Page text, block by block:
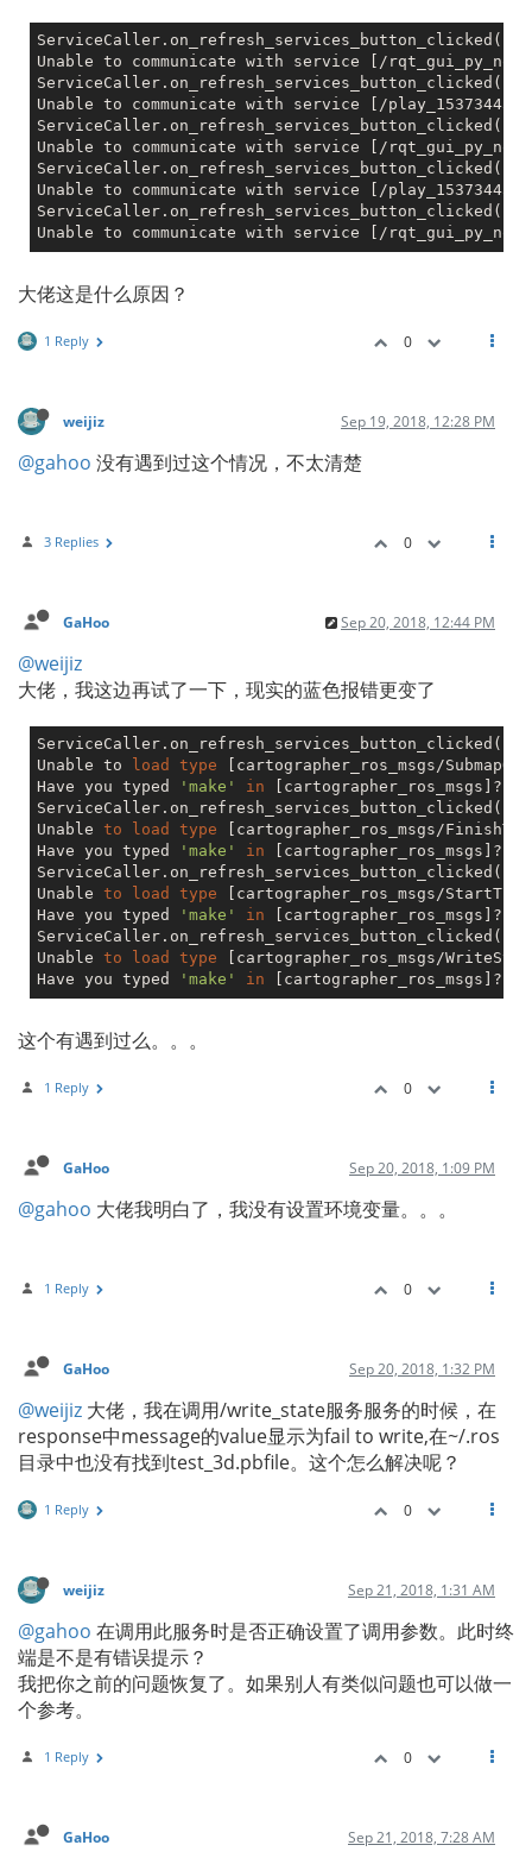
Unable to communicate with service [/
Unable to communicate with service [/
Unable to communicate with service [/
Unable to communicate with service [/
Unable to communicate with service [/
大佬这是什么原因？
1 Reply 0
weijiz Sep 19, 2018, 12:28 PM
@gahoo 没有遇到过这个情况，不太清楚
3 Replies 0
GaHoo Sep 20, 2018, 12:44 PM
@weijiz
大佬，我这边再试了一下，现实的蓝色报错更变了
Unable to
load type [cartographer_ros_msgs/
Have you typed
'make' in [cartographer_ros_msgs]?
Unable to load type [cartographer_ros_msgs/
Have you typed
'make' in [cartographer_ros_msgs]?
Unable to load type [cartographer_ros_msgs/
Have you typed
'make' in [cartographer_ros_msgs]?
Unable to load type [cartographer_ros_msgs/
Have you typed
'make' in
这个有遇到过么。。。
1 Reply 0
GaHoo Sep 20, 2018, 1:09 PM
@gahoo 大佬我明白了，我没有设置环境变量。。。
1 Reply 0
GaHoo Sep 20, 2018, 1:32 PM
@weijiz 大佬，我在调用/write_state服务服务的时候，在
response中message的value显示为fail to write,在~/.ros
目录中也没有找到test_3d.pbfile。这个怎么解决呢？
1 Reply 0
weijiz Sep 21, 2018, 1:31 AM
@gahoo 在调用此服务时是否正确设置了调用参数。此时终
端是不是有错误提示？
我把你之前的问题恢复了。如果别人有类似问题也可以做一
个参考。
1 Reply 0
GaHoo Sep 21, 2018, 7:28 AM